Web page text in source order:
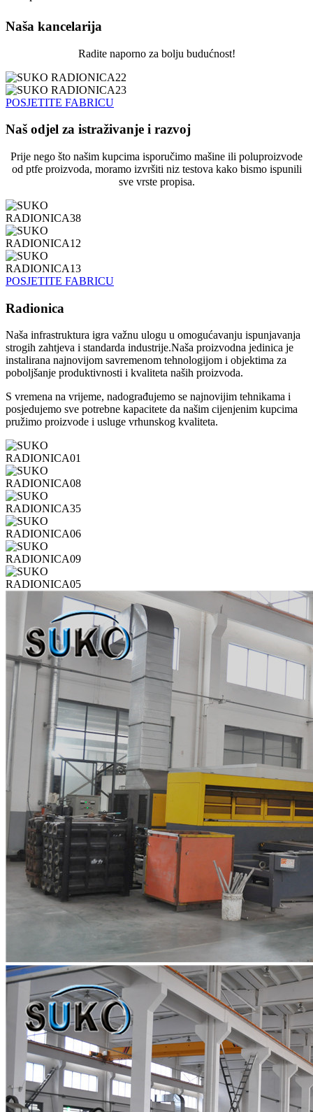
Naša kancelarija
Radite naporno za bolju budućnost!
POSJETITE FABRICU
Naš odjel za istraživanje i razvoj
Prije nego što našim kupcima isporučimo mašine ili poluproizvode
od ptfe proizvoda, moramo izvršiti niz testova kako bismo ispunili
sve vrste propisa.
POSJETITE FABRICU
Radionica
Naša infrastruktura igra važnu ulogu u omogućavanju ispunjavanja
strogih zahtjeva i standarda industrije.Naša proizvodna jedinica je
instalirana najnovijom savremenom tehnologijom i objektima za
poboljšanje produktivnosti i kvaliteta naših proizvoda.
S vremena na vrijeme, nadograđujemo se najnovijim tehnikama i
posjedujemo sve potrebne kapacitete da našim cijenjenim kupcima
pružimo proizvode i usluge vrhunskog kvaliteta.